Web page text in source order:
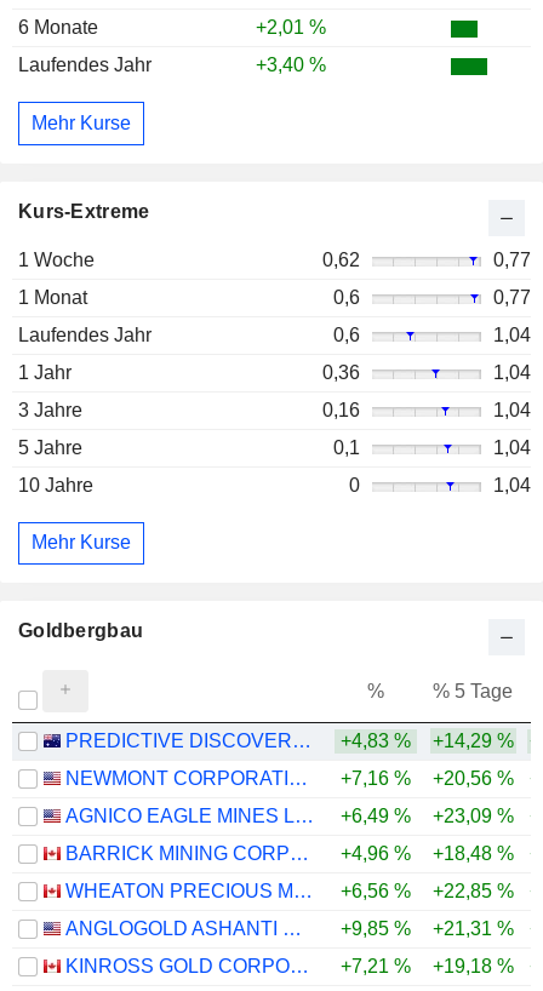
6 Monate
+2,01 %
Laufendes Jahr
+3,40 %
Mehr Kurse
Kurs-Extreme
1 Woche 0,62
0,77
1 Monat
0,6
0,77
Laufendes Jahr
0,6
1,04
1 Jahr
0,36
1,04
3 Jahre
0,16
1,04
5 Jahre
0,1
1,04
10 Jahre
0 1,04
Mehr Kurse
Goldbergbau
% % 5 Tage
PREDICTIVE DISCOVERY LIMITED +4,83 % +14,29 %
NEWMONT CORPORATION
+7,16 % +20,56 %
AGNICO EAGLE MINES LIMITED
+6,49 % +23,09 %
BARRICK MINING CORPORATION
+4,96 % +18,48 %
WHEATON PRECIOUS METALS CORP.
+6,56 % +22,85 %
ANGLOGOLD ASHANTI PLC
+9,85 % +21,31 %
KINROSS GOLD CORPORATION
+7,21 % +19,18 %